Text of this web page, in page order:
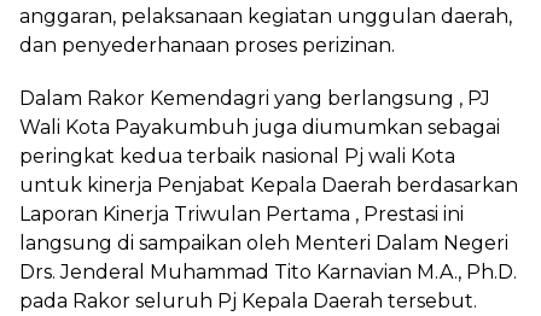
anggaran, pelaksanaan kegiatan unggulan daerah,
dan penyederhanaan proses perizinan.
Dalam Rakor Kemendagri yang berlangsung , PJ
Wali Kota Payakumbuh juga diumumkan sebagai
peringkat kedua terbaik nasional Pj wali Kota
untuk kinerja Penjabat Kepala Daerah berdasarkan
Laporan Kinerja Triwulan Pertama , Prestasi ini
langsung di sampaikan oleh Menteri Dalam Negeri
Drs. Jenderal Muhammad Tito Karnavian M.A., Ph.D.
pada Rakor seluruh Pj Kepala Daerah tersebut.